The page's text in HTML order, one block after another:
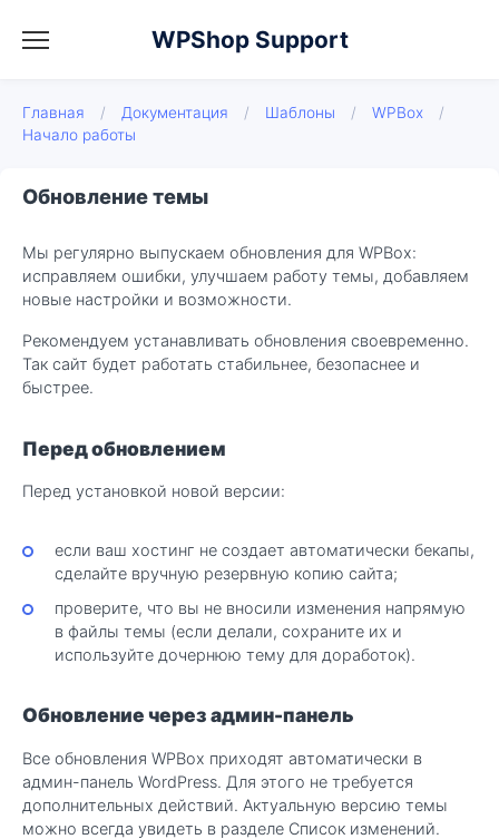
WPShop Support
Главная / Документация / Шаблоны / WPBox
/
Начало работы
Обновление темы
Мы регулярно выпускаем обновления для WPBox:
исправляем ошибки, улучшаем работу темы, добавляем
новые настройки и возможности.
Рекомендуем устанавливать обновления своевременно.
Так сайт будет работать стабильнее, безопаснее и
быстрее.
Перед обновлением
Перед установкой новой версии:
если ваш хостинг не создает автоматически бекапы,
сделайте вручную резервную копию сайта;
проверите, что вы не вносили изменения напрямую
в файлы темы (если делали, сохраните их и
используйте дочернюю тему для доработок).
Обновление через админ-панель
Все обновления WPBox приходят автоматически в
админ-панель WordPress. Для этого не требуется
дополнительных действий. Актуальную версию темы
можно всегда увидеть в разделе Список изменений.